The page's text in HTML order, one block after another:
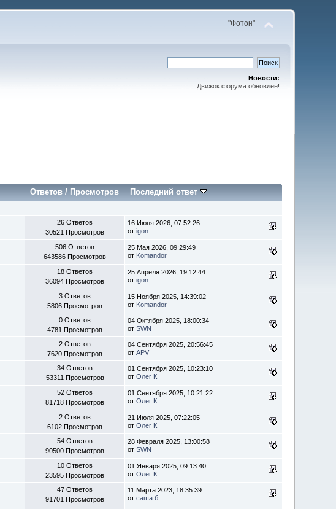
"Фотон"
Новости:
Движок форума обновлен!
Ответов /Просмотров Последний ответ
26 Ответов
30521 Просмотров
16 Июня 2026, 07:52:26
отigon
506 Ответов
643586 Просмотров
25 Мая 2026, 09:29:49
от Komandor
18 Ответов
36094 Просмотров
25 Апреля 2026, 19:12:44
отigon
3 Ответов
5806 Просмотров
15 Ноября 2025, 14:39:02
от Komandor
0 Ответов
4781 Просмотров
04 Октября 2025, 18:00:34
отSWN
2 Ответов
7620 Просмотров
04 Сентября 2025, 20:56:45
отAPV
34 Ответов
53311 Просмотров
01 Сентября 2025, 10:23:10
отОлег К
52 Ответов
81718 Просмотров
01 Сентября 2025, 10:21:22
отОлег К
2 Ответов
6102 Просмотров
21 Июля 2025, 07:22:05
отОлег К
54 Ответов
90500 Просмотров
28 Февраля 2025, 13:00:58
отSWN
10 Ответов
23595 Просмотров
01 Января 2025, 09:13:40
отОлег К
47 Ответов
91701 Просмотров
11 Марта 2023, 18:35:39
отсаша б